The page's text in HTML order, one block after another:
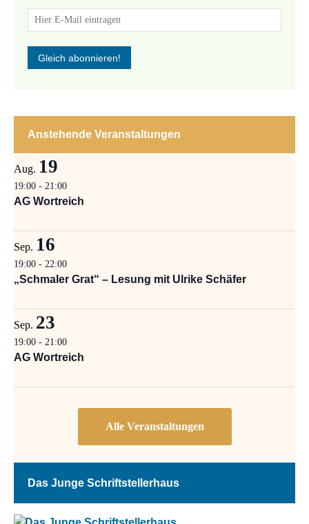
Anstehende Veranstaltungen
Aug. 19
19:00 - 21:00
AG Wortreich
Sep. 16
19:00 - 22:00
„Schmaler Grat“ – Lesung mit Ulrike Schäfer
Sep. 23
19:00 - 21:00
AG Wortreich
Das Junge Schriftstellerhaus